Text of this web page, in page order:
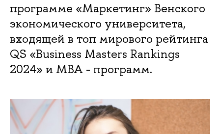
программе «Маркетинг» Венского
экономического университета,
входящей в топ мирового рейтинга
QS «Business Masters Rankings
2024» и MBA - программ.